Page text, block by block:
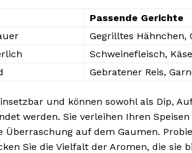
Passende Gerichte
Gegrilltes Hähnchen,
Schweinefleisch,
Gebratener Reis,
und können sowohl als Dip,
werden. Sie verleihen Ihren
auf dem Gaumen.
Sie die Vielfalt der Aromen, die sie